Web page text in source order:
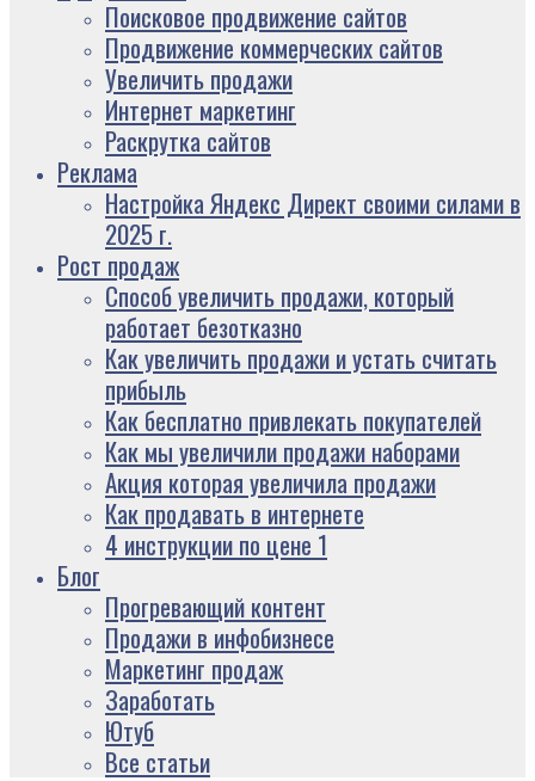
Поисковое продвижение сайтов
Продвижение коммерческих сайтов
Увеличить продажи
Интернет маркетинг
Раскрутка сайтов
Реклама
Настройка Яндекс Директ своими силами в
2025 г.
Рост продаж
Способ увеличить продажи, который
работает безотказно
Как увеличить продажи и устать считать
прибыль
Как бесплатно привлекать покупателей
Как мы увеличили продажи наборами
Акция которая увеличила продажи
Как продавать в интернете
4 инструкции по цене 1
Блог
Прогревающий контент
Продажи в инфобизнесе
Маркетинг продаж
Заработать
Ютуб
Все статьи